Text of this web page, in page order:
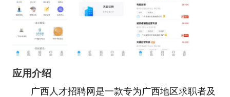
应用介绍
广西人才招聘网是一款专为广西地区求职者及